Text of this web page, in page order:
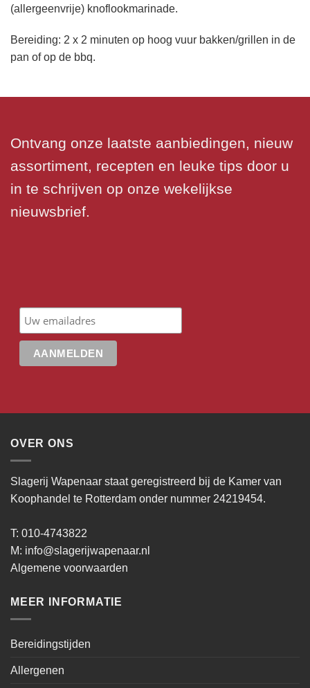
(allergeenvrije) knoflookmarinade.
Bereiding: 2 x 2 minuten op hoog vuur bakken/grillen in de
pan of op de bbq.
Ontvang onze laatste aanbiedingen, nieuw
assortiment, recepten en leuke tips door u
in te schrijven op onze wekelijkse
nieuwsbrief.
OVER ONS
Slagerij Wapenaar staat geregistreerd bij de Kamer van
Koophandel te Rotterdam onder nummer 24219454.
T: 010-4743822
M: info@slagerijwapenaar.nl
Algemene voorwaarden
MEER INFORMATIE
Bereidingstijden
Allergenen